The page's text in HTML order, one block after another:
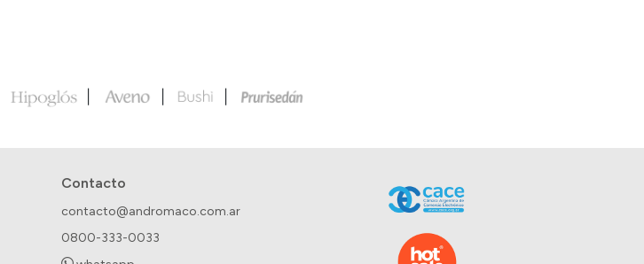
Contacto
contacto@andromaco.com.ar
0800-333-0033